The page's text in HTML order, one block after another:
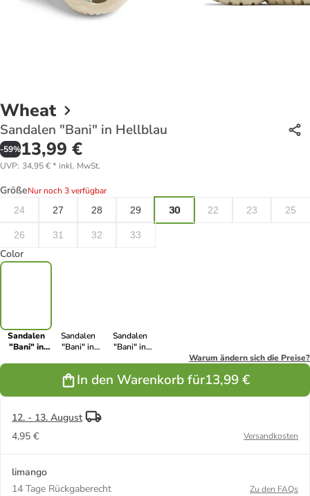
Wheat
Sandalen "Bani" in Hellblau
-59%13,99 €
UVP: 34,95 €* inkl. MwSt.
GrößeNur noch 3 verfügbar
24
27 28 29 30 22 23 25
26 31 32 33
Color
Sandalen
"Bani" in
Sandalen
"Bani" in
Sandalen
"Bani" in
Warum ändern sich die Preise?
In den Warenkorb für13,99 €
12. - 13. August
4,95 €
Versandkosten
limango
14 Tage Rückgaberecht
Zu den FAQs